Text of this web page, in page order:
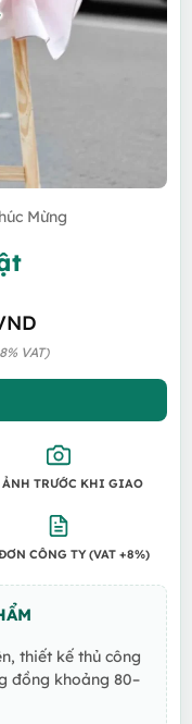
Mừng
VAT)
TRƯỚC KHI GIAO
CÔNG TY (VAT +8%)
thiết kế thủ công
đồng khoảng 80–